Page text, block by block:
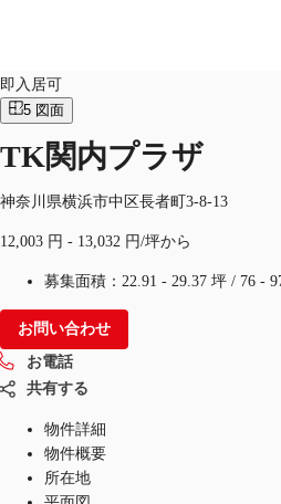
オフィス・事務所
倉庫・物流センター
地図検索
記事
仲介会社様はこちらへ
お気に入り
JP
お電話 お問合せ
即入居可
5 図面
TK関内プラザ
神奈川県横浜市中区長者町3-8-13
12,003 円 - 13,032 円/坪から
募集面積： 22.91 - 29.37 坪 / 76 -
お問い合わせ
お電話
共有する
物件詳細
物件概要
所在地